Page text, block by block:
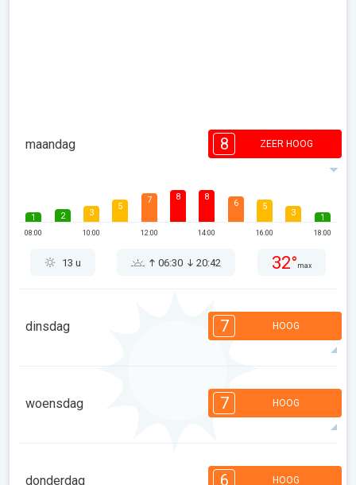
maandag 8 ZEER HOOG
1
08:00
2 3
10:00
5
7
12:00
8 8
14:00
6 5
16:00
3 1
18:00
13 u 06:30 20:42 32° max
dinsdag 7 HOOG
10:00 14:00
4 3
13 u 06:31 20:41 32°max
woensdag 7 HOOG
4 3
donderdag 6 HOOG